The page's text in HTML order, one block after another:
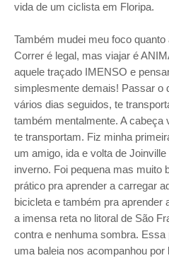
vida de um ciclista em Floripa.
Também mudei meu foco
Correr é legal, mas viajar é
aquele traçado IMENSO e
simplesmente demais! Passar o
vários dias seguidos, te
também mentalmente. A cabeça
te transportam. Fiz minha
um amigo, ida e volta de
inverno. Foi pequena mas muito
prático pra aprender a carregar
bicicleta e também pra aprender
a imensa reta no litoral de São
contra e nenhuma sombra.
uma baleia nos acompanhou por